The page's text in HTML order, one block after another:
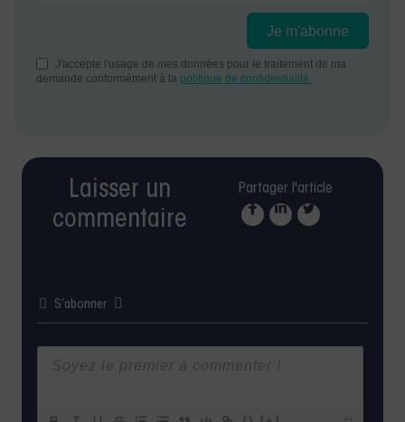
Laisser un
commentaire
Partager l'article
S’abonner